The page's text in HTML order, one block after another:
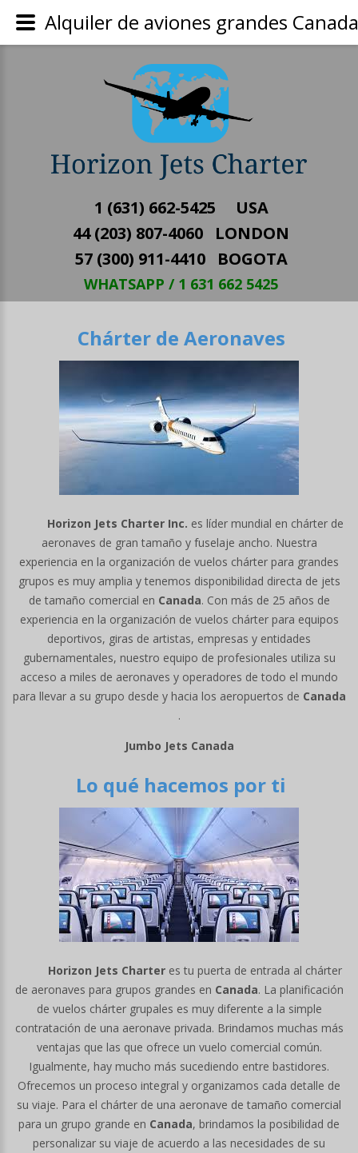
1 (631) 662-5425 USA
44 (203) 807-4060 LONDON
57 (300) 911-4410 BOGOTA
WHATSAPP / 1 631 662 5425
Chárter de Aeronaves
Horizon Jets Charter Inc. es líder mundial en chárter de
aeronaves de gran tamaño y fuselaje ancho. Nuestra
experiencia en la organización de vuelos chárter para grandes
grupos es muy amplia y tenemos disponibilidad directa de jets
de tamaño comercial en Canada. Con más de 25 años de
experiencia en la organización de vuelos chárter para equipos
deportivos, giras de artistas, empresas y entidades
gubernamentales, nuestro equipo de profesionales utiliza su
acceso a miles de aeronaves y operadores de todo el mundo
para llevar a su grupo desde y hacia los aeropuertos de Canada
.
Jumbo Jets Canada
Lo qué hacemos por ti
Horizon Jets Charter es tu puerta de entrada al chárter
de aeronaves para grupos grandes en Canada. La planificación
de vuelos chárter grupales es muy diferente a la simple
contratación de una aeronave privada. Brindamos muchas más
ventajas que las que ofrece un vuelo comercial común.
Igualmente, hay mucho más sucediendo entre bastidores.
Ofrecemos un proceso integral y organizamos cada detalle de
su viaje. Para el chárter de una aeronave de tamaño comercial
para un grupo grande en Canada, brindamos la posibilidad de
personalizar su viaje de acuerdo a las necesidades de su
Alquiler de aviones grandes Canada